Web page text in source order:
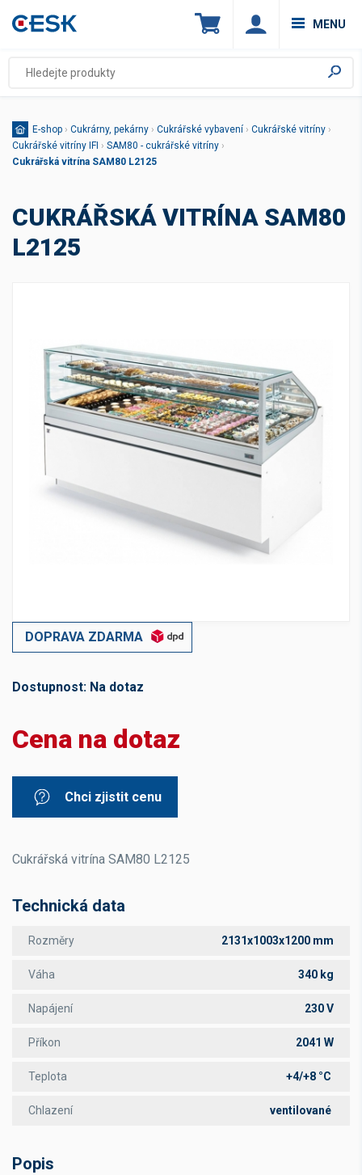
MENU
E-shop › Cukrárny, pekárny › Cukrářské vybavení › Cukrářské vitríny ›
Cukrářské vitríny IFI › SAM80 - cukrářské vitríny ›
Cukrářská vitrína SAM80 L2125
CUKRÁŘSKÁ VITRÍNA SAM80
L2125
DOPRAVA ZDARMA
Dostupnost: Na dotaz
Cena na dotaz
Chci zjistit cenu
Cukrářská vitrína SAM80 L2125
Technická data
Rozměry 2131x1003x1200 mm
Váha 340 kg
Napájení 230 V
Příkon 2041 W
Teplota +4/+8 °C
Chlazení ventilované
Popis